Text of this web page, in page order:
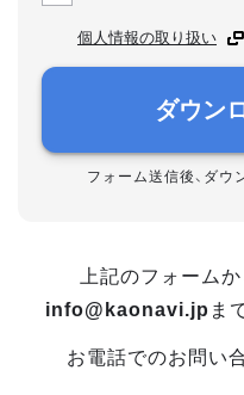
個人情報の取り扱い
ダウン
フォーム送信後、ダウ
上記のフォーム
info@kaonavi.jp ま
お電話でのお問い